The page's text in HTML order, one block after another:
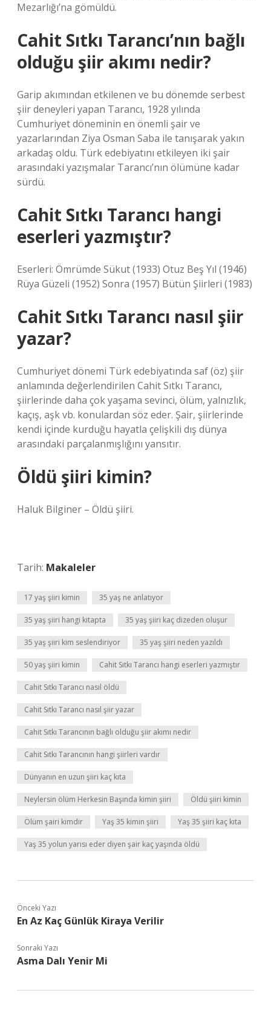
Mezarlığı’na gömüldü.
Cahit Sıtkı Tarancı’nın bağlı
olduğu şiir akımı nedir?
Garip akımından etkilenen ve bu dönemde serbest
şiir deneyleri yapan Tarancı, 1928 yılında
Cumhuriyet döneminin en önemli şair ve
yazarlarından Ziya Osman Saba ile tanışarak yakın
arkadaş oldu. Türk edebiyatını etkileyen iki şair
arasındaki yazışmalar Tarancı’nın ölümüne kadar
sürdü.
Cahit Sıtkı Tarancı hangi
eserleri yazmıştır?
Eserleri: Ömrümde Sükut (1933) Otuz Beş Yıl (1946)
Rüya Güzeli (1952) Sonra (1957) Bütün Şiirleri (1983)
Cahit Sıtkı Tarancı nasıl şiir
yazar?
Cumhuriyet dönemi Türk edebiyatında saf (öz) şiir
anlamında değerlendirilen Cahit Sıtkı Tarancı,
şiirlerinde daha çok yaşama sevinci, ölüm, yalnızlık,
kaçış, aşk vb. konulardan söz eder. Şair, şiirlerinde
kendi içinde kurduğu hayatla çelişkili dış dünya
arasındaki parçalanmışlığını yansıtır.
Öldü şiiri kimin?
Haluk Bilginer – Öldü şiiri.
Tarih: Makaleler
17 yaş şiiri kimin 35 yaş ne anlatıyor
35 yaş şiiri hangi kitapta 35 yaş şiiri kaç dizeden oluşur
35 yaş şiiri kim seslendiriyor 35 yaş şiiri neden yazıldı
50 yaş şiiri kimin Cahit Sıtkı Tarancı hangi eserleri yazmıştır
Cahit Sıtkı Tarancı nasıl öldü
Cahit Sıtkı Tarancı nasıl şiir yazar
Cahit Sıtkı Tarancının bağlı olduğu şiir akımı nedir
Cahit Sıtkı Tarancının hangi şiirleri vardır
Dünyanın en uzun şiiri kaç kıta
Neylersin ölüm Herkesin Başında kimin şiiri Öldü şiiri kimin
Ölüm şairi kimdir Yaş 35 kimin şiiri Yaş 35 şiiri kaç kıta
Yaş 35 yolun yarısı eder diyen şair kaç yaşında öldü
Önceki Yazı
En Az Kaç Günlük Kiraya Verilir
Sonraki Yazı
Asma Dalı Yenir Mi